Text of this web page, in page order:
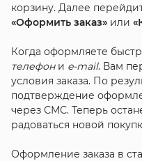
корзину. Далее
«Оформить заказ»или
Когда оформляете
телефони e-mail. Вам
условия заказа. По
подтверждение
через СМС. Теперь
радоваться новой
Оформление заказа в